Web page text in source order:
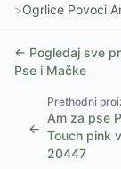
>Ogrlice Povoci
← Pogledaj sve
Pse i Mačke
←
Prethodni
Am za pse
Touch pink
20447